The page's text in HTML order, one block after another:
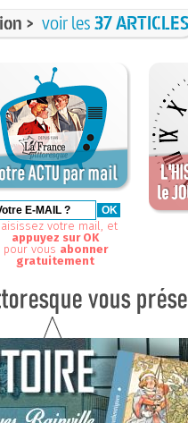
> voir les37
votre mail, et
appuyez sur OK
pour vous abonner
gratuitement